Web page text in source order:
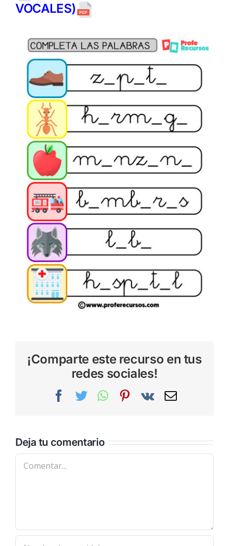
VOCALES)
¡Comparte este recurso en tus
redes sociales!
Facebook
TwitterWhatsAppPinterest
Vk
Correo
Deja tu comentario
Comentar